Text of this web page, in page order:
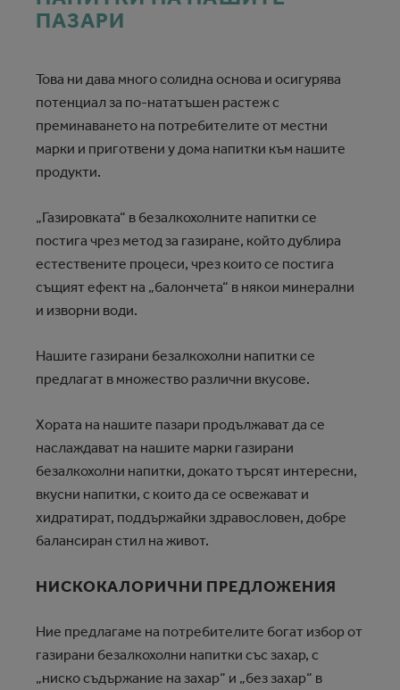
ПАЗАРИ
Това ни дава много солидна основа и осигурява
потенциал за по-нататъшен растеж с
преминаването на потребителите от местни
марки и приготвени у дома напитки към нашите
продукти.
„Газировката“ в безалкохолните напитки се
постига чрез метод за газиране, който дублира
естествените процеси, чрез които се постига
същият ефект на „балончета“ в някои минерални
и изворни води.
Нашите газирани безалкохолни напитки се
предлагат в множество различни вкусове.
Хората на нашите пазари продължават да се
наслаждават на нашите марки газирани
безалкохолни напитки, докато търсят интересни,
вкусни напитки, с които да се освежават и
хидратират, поддържайки здравословен, добре
балансиран стил на живот.
НИСКОКАЛОРИЧНИ ПРЕДЛОЖЕНИЯ
Ние предлагаме на потребителите богат избор от
газирани безалкохолни напитки със захар, с
„ниско съдържание на захар“ и „без захар“ в